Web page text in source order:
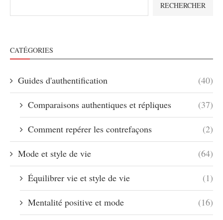
RECHERCHER
CATÉGORIES
Guides d'authentification (40)
Comparaisons authentiques et répliques (37)
Comment repérer les contrefaçons (2)
Mode et style de vie (64)
Équilibrer vie et style de vie (1)
Mentalité positive et mode (16)